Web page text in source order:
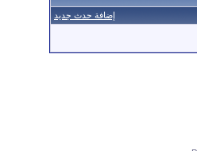
إضافة حدث جديد